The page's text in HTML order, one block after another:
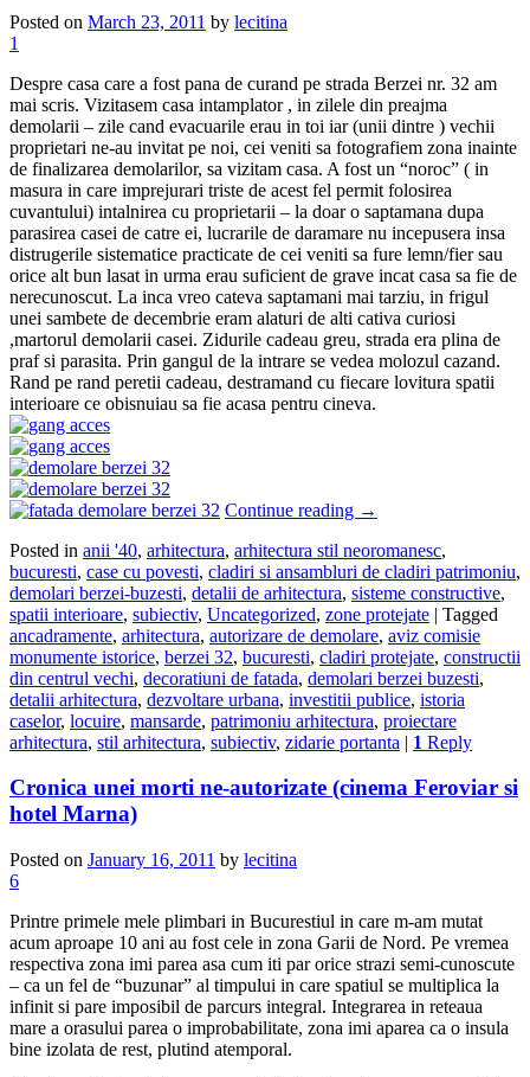
Posted on March 23, 2011 by lecitina
1
Despre casa care a fost pana de curand pe strada Berzei nr. 32 am
mai scris. Vizitasem casa intamplator , in zilele din preajma
demolarii – zile cand evacuarile erau in toi iar (unii dintre ) vechii
proprietari ne-au invitat pe noi, cei veniti sa fotografiem zona inainte
de finalizarea demolarilor, sa vizitam casa. A fost un “noroc” ( in
masura in care imprejurari triste de acest fel permit folosirea
cuvantului) intalnirea cu proprietarii – la doar o saptamana dupa
parasirea casei de catre ei, lucrarile de daramare nu incepusera insa
distrugerile sistematice practicate de cei veniti sa fure lemn/fier sau
orice alt bun lasat in urma erau suficient de grave incat casa sa fie de
nerecunoscut. La inca vreo cateva saptamani mai tarziu, in frigul
unei sambete de decembrie eram alaturi de alti cativa curiosi
,martorul demolarii casei. Zidurile cadeau greu, strada era plina de
praf si parasita. Prin gangul de la intrare se vedea molozul cazand.
Rand pe rand peretii cadeau, destramand cu fiecare lovitura spatii
interioare ce obisnuiau sa fie acasa pentru cineva.
Continue reading →
Posted in anii '40, arhitectura, arhitectura stil neoromanesc,
bucuresti, case cu povesti, cladiri si ansambluri de cladiri patrimoniu,
demolari berzei-buzesti, detalii de arhitectura, sisteme constructive,
spatii interioare, subiectiv, Uncategorized, zone protejate | Tagged
ancadramente, arhitectura, autorizare de demolare, aviz comisie
monumente istorice, berzei 32, bucuresti, cladiri protejate, constructii
din centrul vechi, decoratiuni de fatada, demolari berzei buzesti,
detalii arhitectura, dezvoltare urbana, investitii publice, istoria
caselor, locuire, mansarde, patrimoniu arhitectura, proiectare
arhitectura, stil arhitectura, subiectiv, zidarie portanta | 1 Reply
Cronica unei morti ne-autorizate (cinema Feroviar si
hotel Marna)
Posted on January 16, 2011 by lecitina
6
Printre primele mele plimbari in Bucurestiul in care m-am mutat
acum aproape 10 ani au fost cele in zona Garii de Nord. Pe vremea
respectiva zona imi parea asa cum iti par orice strazi semi-cunoscute
– ca un fel de “buzunar” al timpului in care spatiul se multiplica la
infinit si pare imposibil de parcurs integral. Integrarea in reteaua
mare a orasului parea o improbabilitate, zona imi aparea ca o insula
bine izolata de rest, plutind atemporal.